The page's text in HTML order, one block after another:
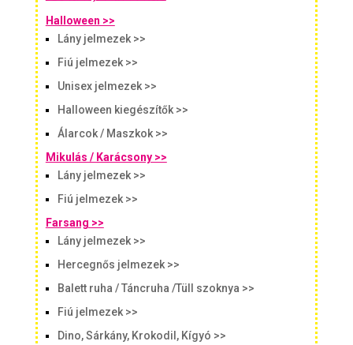
Halloween >>
Lány jelmezek >>
Fiú jelmezek >>
Unisex jelmezek >>
Halloween kiegészítők >>
Álarcok / Maszkok >>
Mikulás / Karácsony >>
Lány jelmezek >>
Fiú jelmezek >>
Farsang >>
Lány jelmezek >>
Hercegnős jelmezek >>
Balett ruha / Táncruha /Tüll szoknya >>
Fiú jelmezek >>
Dino, Sárkány, Krokodil, Kígyó >>